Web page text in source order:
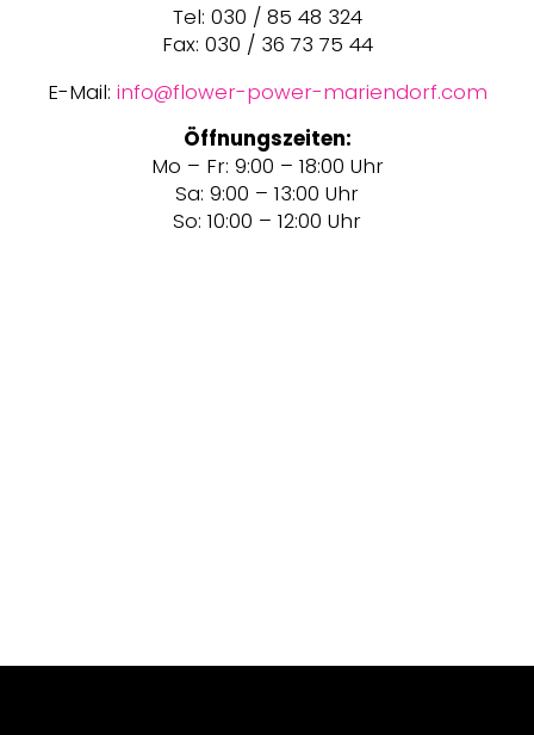
Tel: 030 / 85 48 324
Fax: 030 / 36 73 75 44
E-Mail: info@flower-power-mariendorf.com
Öffnungszeiten:
Mo – Fr: 9:00 – 18:00 Uhr
Sa: 9:00 – 13:00 Uhr
So: 10:00 – 12:00 Uhr